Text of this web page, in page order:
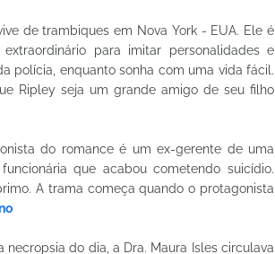
de trambiques em Nova York - EUA. Ele é
para imitar personalidades e
polícia, enquanto sonha com uma vida fácil.
Ripley seja um grande amigo de seu filho
do romance é um ex-gerente de uma
que acabou cometendo suicídio.
A trama começa quando o protagonista
do dia, a Dra. Maura Isles circulava